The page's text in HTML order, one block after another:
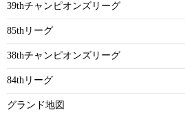
39thチャンピオンズリーグ
85thリーグ
38thチャンピオンズリーグ
84thリーグ
グランド地図